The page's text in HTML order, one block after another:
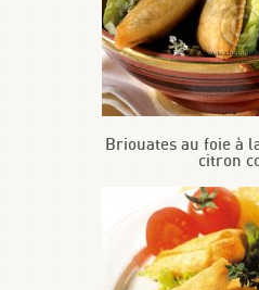
Briouates au foie à
citron